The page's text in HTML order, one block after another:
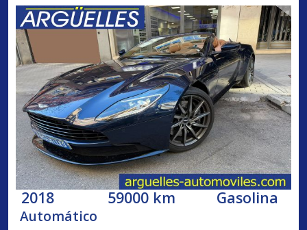
2018 59000 km Gasolina
Automático